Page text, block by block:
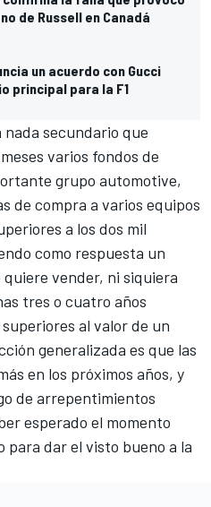
de Russell en Canadá
un acuerdo con Gucci
principal para la F1
nada secundario que
varios fondos de
grupo automotive,
de compra a varios equipos
a los dos mil
como respuesta un
vender, ni siquiera
tres o cuatro años
al valor de un
generalizada es que las
en los próximos años, y
de arrepentimientos
esperado el momento
dar el visto bueno a la